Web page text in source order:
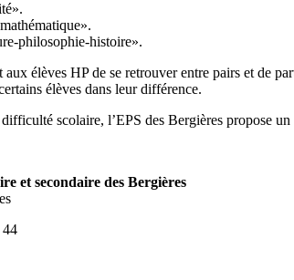
philosophie-histoire».
aux élèves HP de se retrouver entre pairs et de
élèves dans leur différence.
scolaire, l’EPS des Bergières propose
et secondaire des Bergières
44